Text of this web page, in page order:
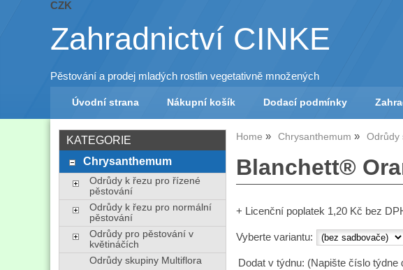
CZK
Zahradnictví CINKE
Pěstování a prodej mladých rostlin vegetativně množených
Úvodní strana Nákupní košík Dodací podmínky
Home Chrysanthemum Odrůdy
Blanchett®
+ Licenční poplatek 1,20 Kč bez
Vyberte variantu:
Dodat v týdnu: (Napište číslo týdne
KATEGORIE
Chrysanthemum
Odrůdy k řezu pro řízené
pěstování
Odrůdy k řezu pro normální
pěstování
Odrůdy pro pěstování v
květináčích
Odrůdy skupiny Multiflora